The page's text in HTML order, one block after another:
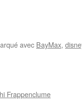
avec BayMax,
Frappenclume